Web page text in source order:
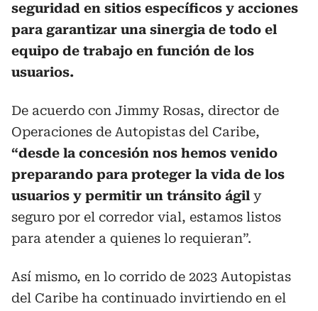
seguridad en sitios específicos y acciones
para garantizar una sinergia de todo el
equipo de trabajo en función de los
usuarios.
De acuerdo con Jimmy Rosas, director de
Operaciones de Autopistas del Caribe,
“desde la concesión nos hemos venido
preparando para proteger la vida de los
usuarios y permitir un tránsito ágil y
seguro por el corredor vial, estamos listos
para atender a quienes lo requieran”.
Así mismo, en lo corrido de 2023 Autopistas
del Caribe ha continuado invirtiendo en el